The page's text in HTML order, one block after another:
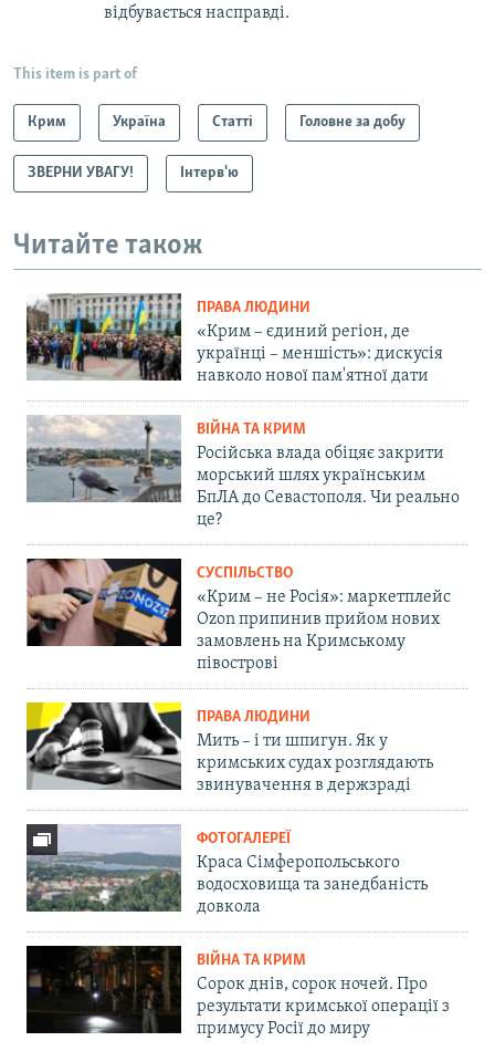
відбувається насправді.
This item is part of
Крим Україна Статті Головне за добу
ЗВЕРНИ УВАГУ! Інтерв'ю
Читайте також
ПРАВА ЛЮДИНИ
«Крим – єдиний регіон, де
українці – меншість»: дискусія
навколо нової пам'ятної дати
ВІЙНА ТА КРИМ
Російська влада обіцяє закрити
морський шлях українським
БпЛА до Севастополя. Чи реально
це?
СУСПІЛЬСТВО
«Крим – не Росія»: маркетплейс
Ozon припинив прийом нових
замовлень на Кримському
півострові
ПРАВА ЛЮДИНИ
Мить – і ти шпигун. Як у
кримських судах розглядають
звинувачення в держзраді
ФОТОГАЛЕРЕЇ
Краса Сімферопольського
водосховища та занедбаність
довкола
ВІЙНА ТА КРИМ
Сорок днів, сорок ночей. Про
результати кримської операції з
примусу Росії до миру